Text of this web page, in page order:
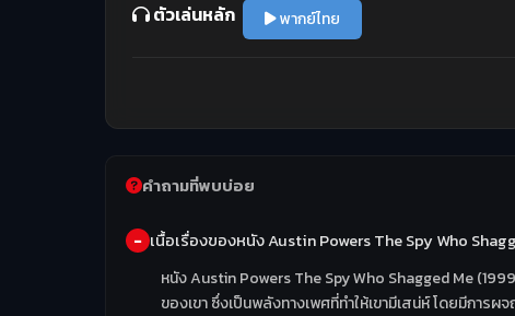
ตัวเล่นหลัก พากย์ไทย
คำถามที่พบบ่อย
เนื้อเรื่องของหนัง Austin Powers The Spy Who
หนัง Austin Powers The Spy Who Shagged Me
ของเขา ซึ่งเป็นพลังทางเพศที่ทำให้เขามีเสน่ห์ โดยมีกา